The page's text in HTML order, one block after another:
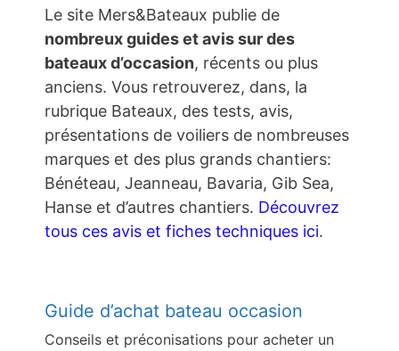
Le site Mers&Bateaux publie de
nombreux guides et avis sur des
bateaux d’occasion, récents ou plus
anciens. Vous retrouverez, dans, la
rubrique Bateaux, des tests, avis,
présentations de voiliers de nombreuses
marques et des plus grands chantiers:
Bénéteau, Jeanneau, Bavaria, Gib Sea,
Hanse et d’autres chantiers. Découvrez
tous ces avis et fiches techniques ici.
Guide d’achat bateau occasion
Conseils et préconisations pour acheter un